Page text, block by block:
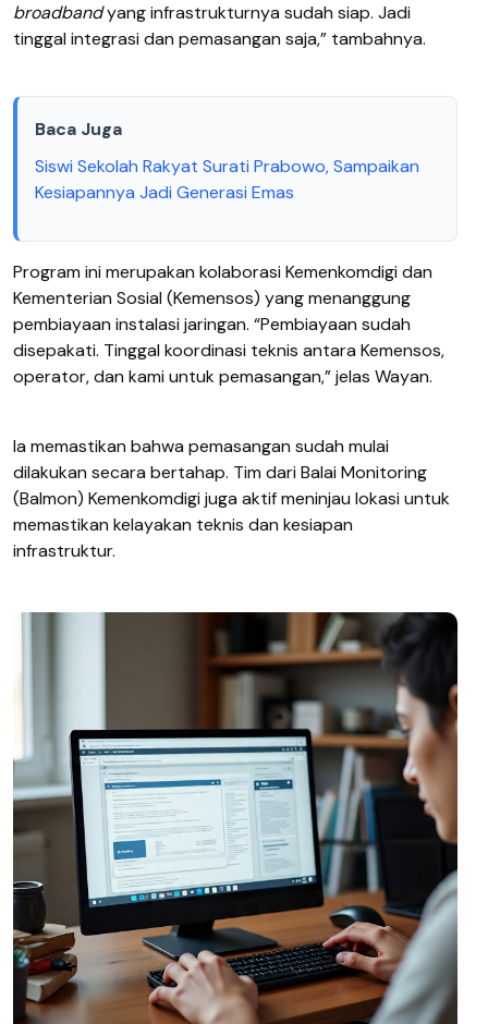
broadbandyang infrastrukturnya sudah siap. Jadi
tinggal integrasi dan pemasangan saja,” tambahnya.
Baca Juga
Siswi Sekolah Rakyat Surati Prabowo, Sampaikan
Kesiapannya Jadi Generasi Emas
Program ini merupakan kolaborasi Kemenkomdigi dan
Kementerian Sosial (Kemensos) yang menanggung
pembiayaan instalasi jaringan. “Pembiayaan sudah
disepakati. Tinggal koordinasi teknis antara Kemensos,
operator, dan kami untuk pemasangan,” jelas Wayan.
Ia memastikan bahwa pemasangan sudah mulai
dilakukan secara bertahap. Tim dari Balai Monitoring
(Balmon) Kemenkomdigi juga aktif meninjau lokasi untuk
memastikan kelayakan teknis dan kesiapan
infrastruktur.